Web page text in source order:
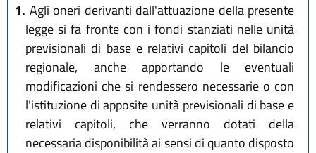
1. Agli oneri derivanti dall'attuazione della presente
legge si fa fronte con i fondi stanziati nelle unità
previsionali di base e relativi capitoli del bilancio
regionale, anche apportando le eventuali
modificazioni che si rendessero necessarie o con
l'istituzione di apposite unità previsionali di base e
relativi capitoli, che verranno dotati della
necessaria disponibilità ai sensi di quanto disposto